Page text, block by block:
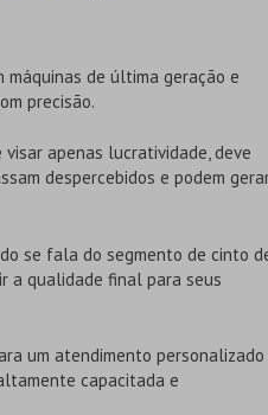
máquinas de última geração e
precisão.
visar apenas lucratividade, deve
despercebidos e podem
se fala do segmento de cinto
a qualidade final para seus
um atendimento personalizado
capacitada e